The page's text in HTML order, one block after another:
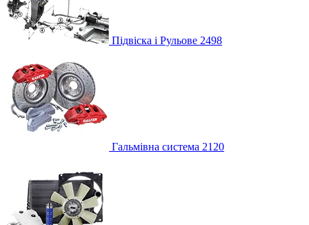
Підвіска і Рульове 2498
Гальмівна система 2120